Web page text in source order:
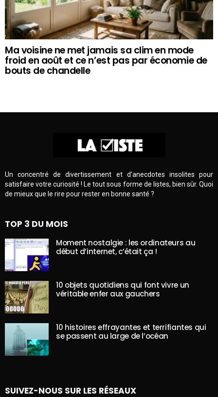
Ma voisine ne met jamais sa clim en mode
froid en août et ce n’est pas par économie de
bouts de chandelle
Un concentré de divertissement et d’anecdotes insolites pour
satisfaire votre curiosité ! Le tout sous forme de listes, bien sûr. Quoi
de mieux que le rire pour rester en bonne santé ?
TOP 3 DU MOIS
Moment nostalgie : les ordinateurs au
début d’internet, c’était ça !
10 objets quotidiens qui font vivre un
véritable enfer aux gauchers
10 histoires effrayantes et terrifiantes qui
se passent au large de l’océan
SUIVEZ-NOUS SUR LES RÉSEAUX